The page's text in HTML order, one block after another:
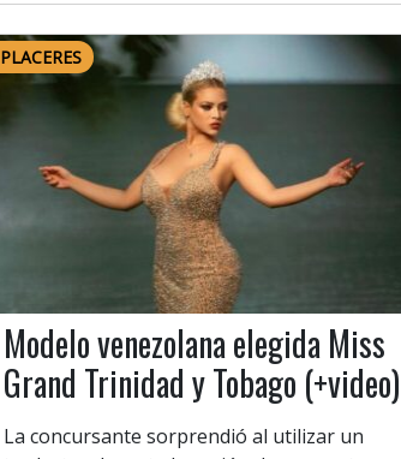
PLACERES
Modelo venezolana elegida Miss
Grand Trinidad y Tobago (+video)
La concursante sorprendió al utilizar un